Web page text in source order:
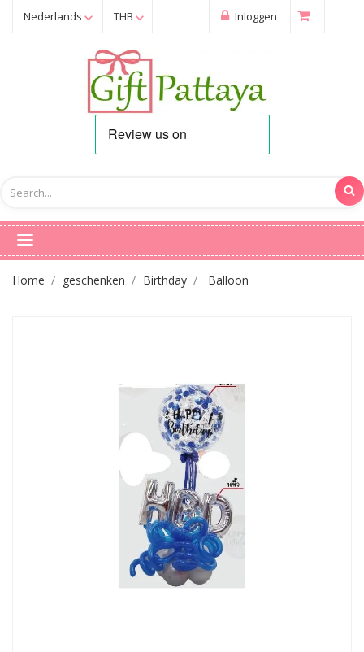
Nederlands THB Inloggen
Home geschenken Birthday Balloon